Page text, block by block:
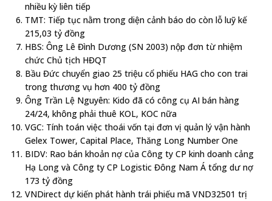
nhiều kỳ liên tiếp
TMT: Tiếp tục nằm trong diện cảnh báo do còn lỗ luỹ kế
215,03 tỷ đồng
HBS: Ông Lê Đình Dương (SN 2003) nộp đơn từ nhiệm
chức Chủ tịch HĐQT
Bầu Đức chuyển giao 25 triệu cổ phiếu HAG cho con trai
trong thương vụ hơn 400 tỷ đồng
Ông Trần Lệ Nguyên: Kido đã có công cụ AI bán hàng
24/24, không phải thuê KOL, KOC nữa
VGC: Tính toán việc thoái vốn tại đơn vị quản lý vận hành
Gelex Tower, Capital Place, Thăng Long Number One
BIDV: Rao bán khoản nợ của Công ty CP kinh doanh cảng
Hạ Long và Công ty CP Logistic Đông Nam Á tổng dư nợ
173 tỷ đồng
VNDirect dự kiến phát hành trái phiếu mã VND32501 trị